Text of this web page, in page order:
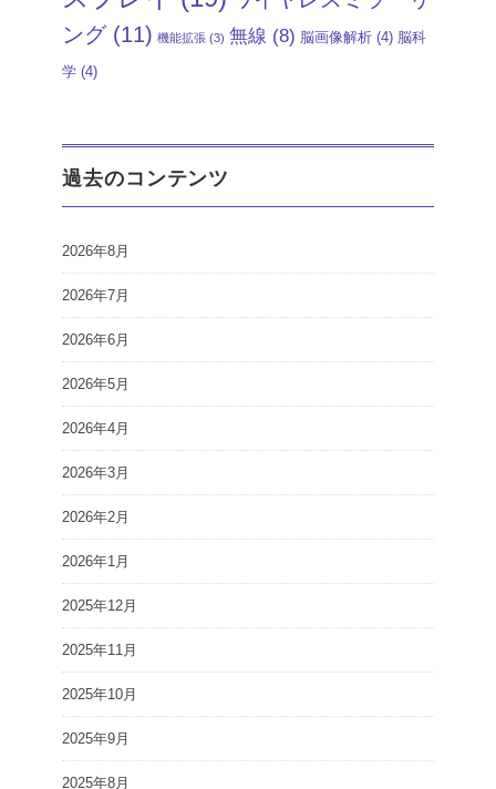
ング(11) 機能拡張 (3) 無線 (8) 脳画像解析 (4) 脳科
学 (4)
過去のコンテンツ
2026年8月
2026年7月
2026年6月
2026年5月
2026年4月
2026年3月
2026年2月
2026年1月
2025年12月
2025年11月
2025年10月
2025年9月
2025年8月